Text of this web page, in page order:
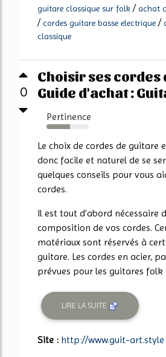
guitare classique sur folk /achat
/cordes guitare basse electrique /
classique
0
Choisir ses cordes
Guide d'achat :
Pertinence
56%
Le choix de cordes de guitare
donc facile et naturel de se
quelques conseils pour vous
cordes.
Il est tout d'abord nécessaire
composition de vos cordes.
matériaux sont réservés à
guitare. Les cordes en acier,
prévues pour les guitares folk
LIRE LA SUITE
Site : http://www.guit-art.style